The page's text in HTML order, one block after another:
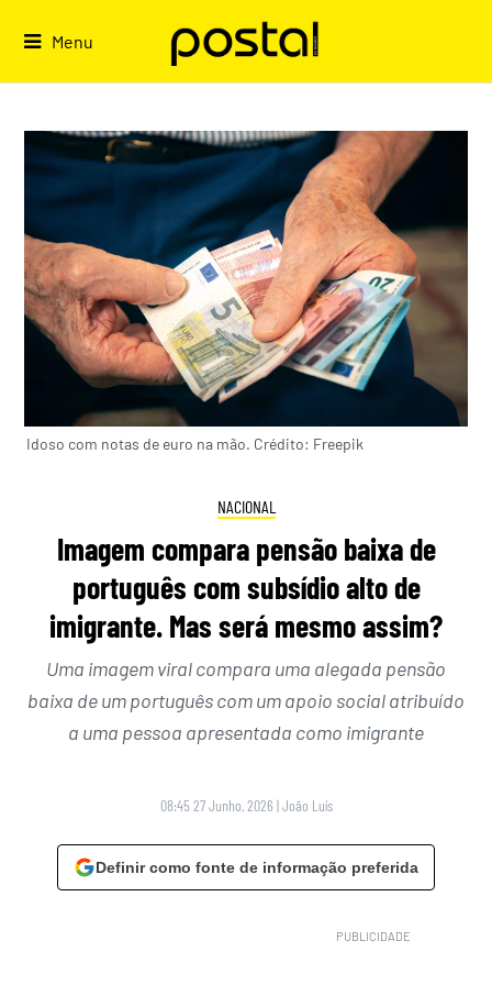
Menu
Idoso com notas de euro na mão. Crédito: Freepik
NACIONAL
Imagem compara pensão baixa de
português com subsídio alto de
imigrante. Mas será mesmo assim?
Uma imagem viral compara uma alegada pensão
baixa de um português com um apoio social atribuído
a uma pessoa apresentada como imigrante
08:45 27 Junho, 2026 |João Luís
Definir como fonte de informação preferida